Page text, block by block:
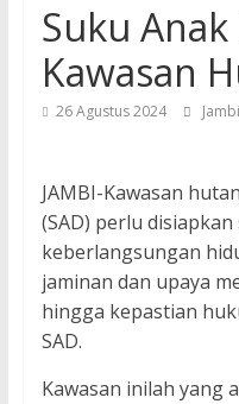
Suku
Kawasan
26 Agustus 2024
JAMBI-Kawasan
(SAD) perlu
keberlangsungan
jaminan dan upaya
hingga kepastian
SAD.
Kawasan inilah yang